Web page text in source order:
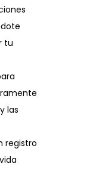
tu
las
registro